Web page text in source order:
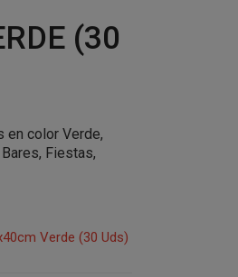
(30
en color Verde,
Fiestas,
Verde (30 Uds)